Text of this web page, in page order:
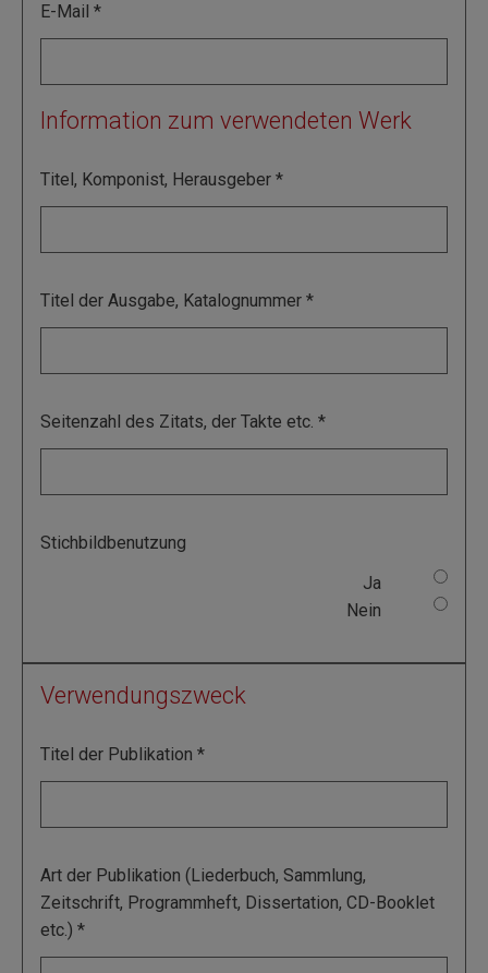
E-Mail
Information zum verwendeten Werk
Titel, Komponist, Herausgeber
Titel der Ausgabe, Katalognummer
Seitenzahl des Zitats, der Takte etc.
Stichbildbenutzung
Ja
Nein
Verwendungszweck
Titel der Publikation
Art der Publikation (Liederbuch, Sammlung,
Zeitschrift, Programmheft, Dissertation, CD-Booklet
etc.)